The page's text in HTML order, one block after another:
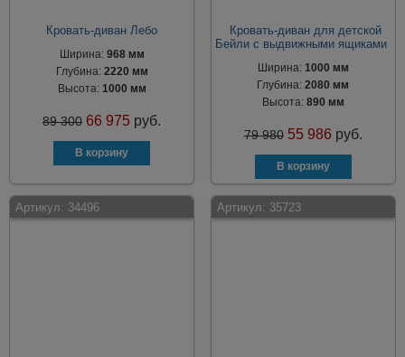
Кровать-диван Лебо
Ширина: 968 мм
Глубина: 2220 мм
Высота: 1000 мм
89 300 66 975 руб.
Кровать-диван для детской
Бейли с выдвижными ящиками
Ширина: 1000 мм
Глубина:2080 мм
Высота: 890 мм
79 980 55 986 руб.
Артикул: 34496 Артикул: 35723